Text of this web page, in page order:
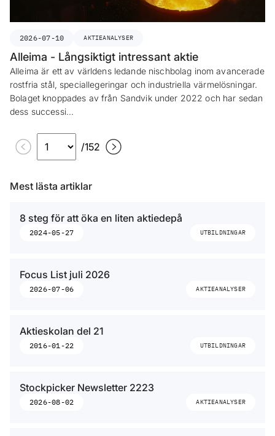
2026-07-10 AKTIEANALYSER
Alleima - Långsiktigt intressant aktie
Alleima är ett av världens ledande nischbolag inom avancerade
rostfria stål, speciallegeringar och industriella värmelösningar.
Bolaget knoppades av från Sandvik under 2022 och har sedan
dess successi…
/152
Mest lästa artiklar
8 steg för att öka en liten aktiedepå
2024-05-27 UTBILDNINGAR
Focus List juli 2026
2026-07-06 AKTIEANALYSER
Aktieskolan del 21
2016-01-22 UTBILDNINGAR
Stockpicker Newsletter 2223
2026-08-02 AKTIEANALYSER